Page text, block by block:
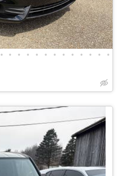
• • • • • • • • • • • • •